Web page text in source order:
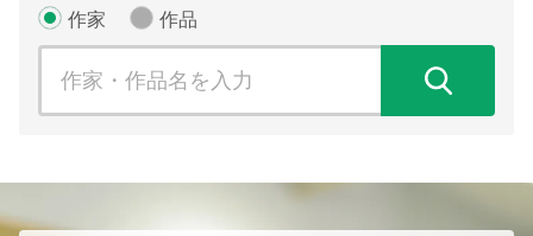
作家 作品